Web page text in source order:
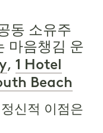
동 소유주
마음챙김 운
, 1 Hotel
Beach
신적 이점은